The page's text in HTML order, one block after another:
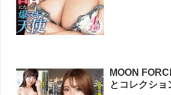
MOON
とコレクシ